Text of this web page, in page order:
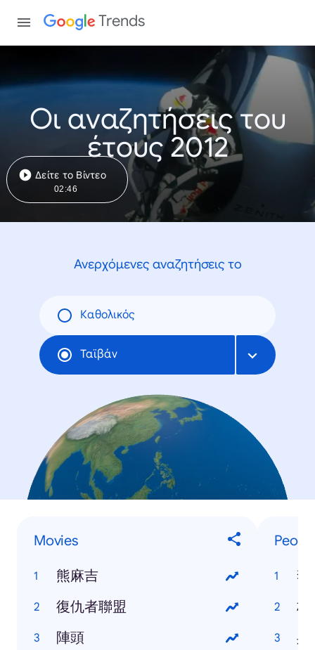
Trends
Οι αναζητήσεις του
έτους 2012
Δείτε το Βίντεο
02:46
Ανερχόμενες αναζητήσεις το
Καθολικός
Ταϊβάν
Movies
熊麻吉
復仇者聯盟
陣頭
李
林
吳